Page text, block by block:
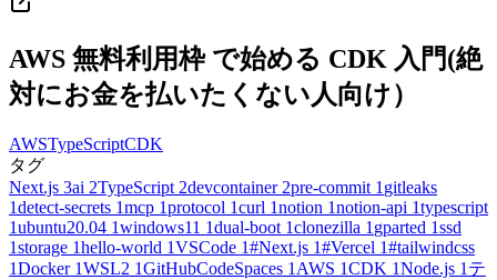
AWS 無料利用枠 で始める CDK 入門(絶
対にお金を払いたくない人向け）
AWSTypeScriptCDK
タグ
Next.js 3ai 2TypeScript 2devcontainer 2pre-commit 1 gitleaks
1detect-secrets 1mcp 1protocol 1curl 1notion 1notion-api 1typescript
1ubuntu20.04 1windows11 1dual-boot 1clonezilla 1 gparted 1ssd
1storage 1hello-world 1VSCode 1#Next.js 1#Vercel 1#tailwindcss
1Docker 1WSL2 1GitHubCodeSpaces 1 AWS 1CDK 1Node.js 1 テ